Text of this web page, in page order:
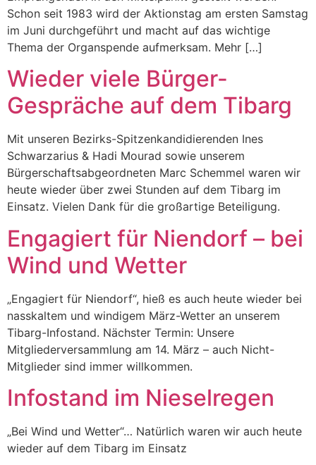
Schon seit 1983 wird der Aktionstag am ersten Samstag
im Juni durchgeführt und macht auf das wichtige
Thema der Organspende aufmerksam. Mehr […]
Wieder viele Bürger-
Gespräche auf dem Tibarg
Mit unseren Bezirks-Spitzenkandidierenden Ines
Schwarzarius & Hadi Mourad sowie unserem
Bürgerschaftsabgeordneten Marc Schemmel waren wir
heute wieder über zwei Stunden auf dem Tibarg im
Einsatz. Vielen Dank für die großartige Beteiligung.
Engagiert für Niendorf – bei
Wind und Wetter
„Engagiert für Niendorf“, hieß es auch heute wieder bei
nasskaltem und windigem März-Wetter an unserem
Tibarg-Infostand. Nächster Termin: Unsere
Mitgliederversammlung am 14. März – auch Nicht-
Mitglieder sind immer willkommen.
Infostand im Nieselregen
„Bei Wind und Wetter“… Natürlich waren wir auch heute
wieder auf dem Tibarg im Einsatz